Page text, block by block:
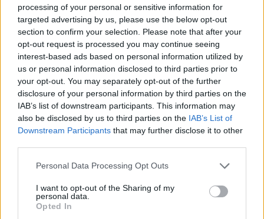
processing of your personal or sensitive information for
targeted advertising by us, please use the below opt-out
section to confirm your selection. Please note that after your
opt-out request is processed you may continue seeing
interest-based ads based on personal information utilized by
us or personal information disclosed to third parties prior to
your opt-out. You may separately opt-out of the further
disclosure of your personal information by third parties on the
IAB’s list of downstream participants. This information may
also be disclosed by us to third parties on the IAB’s List of
Downstream Participants that may further disclose it to other
Please note that this website/app uses one or more Google
not limited to your visit or usage behaviour. You may click to
grant or deny consent to Google and its third-party tags to
use your data for below specified purposes in below Google
Personal Data Processing Opt Outs
I want to opt-out of the Sharing of my
personal data.
Opted In
Εξωτικές εικόνες της μεγαλύτερης παραλίας της